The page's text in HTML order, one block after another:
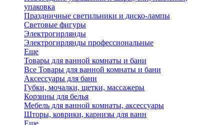
упаковка
Праздничные светильники и диско-лампы
Световые фигуры
Электрогирлянды
Электрогирлянды профессиональные
Еще
Товары для ванной комнаты и бани
Все Товары для ванной комнаты и бани
Аксессуары для бани
Губки, мочалки, щетки, массажеры
Корзины для белья
Мебель для ванной комнаты, аксессуары
Шторы, коврики, карнизы для ванн
Еще